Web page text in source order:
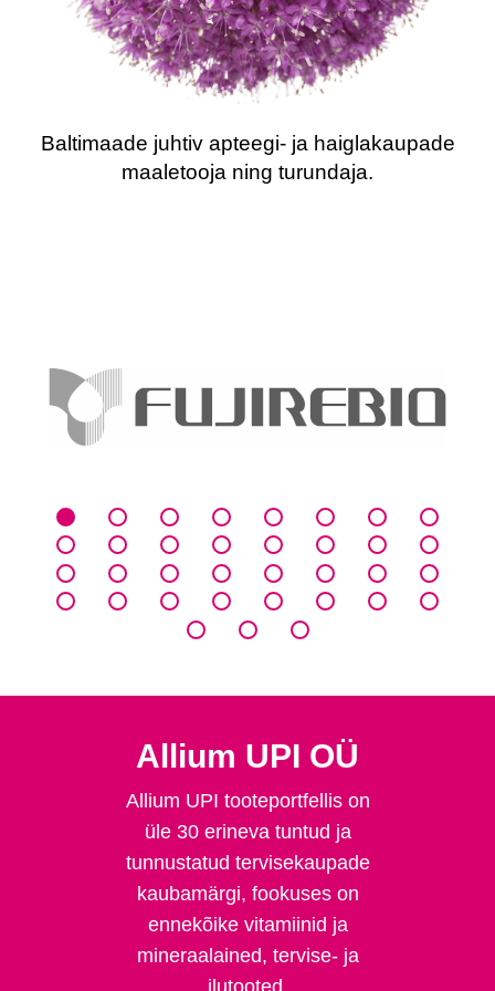
Baltimaade juhtiv apteegi- ja haiglakaupade
maaletooja ning turundaja.
Allium UPI OÜ
Allium UPI tooteportfellis on
üle 30 erineva tuntud ja
tunnustatud tervisekaupade
kaubamärgi, fookuses on
ennekõike vitamiinid ja
mineraalained, tervise- ja
ilutooted.